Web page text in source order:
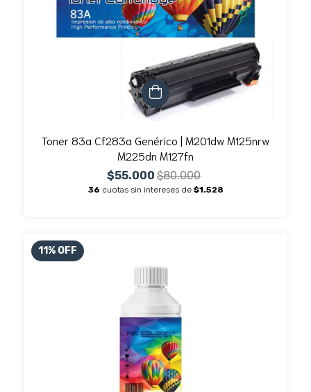
Toner 83a Cf283a Genérico | M201dw M125nrw
M225dn M127fn
$55.000 $80.000
36 cuotas sin intereses de $1.528
11% OFF